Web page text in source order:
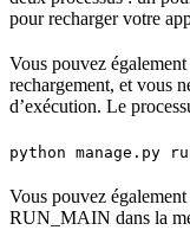
pour recharger votre
Vous pouvez
rechargement, et vous
d’exécution. Le
python manage.py
Vous pouvez
RUN_MAIN dans la